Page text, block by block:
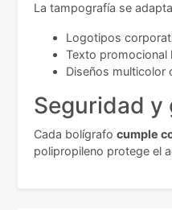
La tampografía se
Logotipos
Texto promocional
Diseños multicolor
Seguridad y
Cada bolígrafo cumple
polipropileno protege el